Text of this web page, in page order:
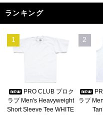
ランキング
1
PRO CLUB プロク
ラブ Men's Heavyweight
Short Sleeve Tee WHITE
2
ラブ